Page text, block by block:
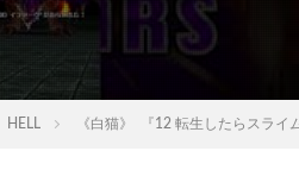
HELL 《白猫》 ‎ 『12 転生したらスラ